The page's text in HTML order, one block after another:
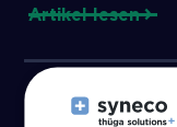
Artikel lesen
Stadtwerke